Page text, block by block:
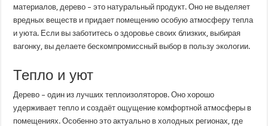
материалов, дерево – это натуральный продукт. Оно не выделяет
вредных веществ и придает помещению особую атмосферу тепла
и уюта. Если вы заботитесь о здоровье своих близких, выбирая
вагонку, вы делаете бескомпромиссный выбор в пользу экологии.
Тепло и уют
Дерево – один из лучших теплоизоляторов. Оно хорошо
удерживает тепло и создаёт ощущение комфортной атмосферы в
помещениях. Особенно это актуально в холодных регионах, где